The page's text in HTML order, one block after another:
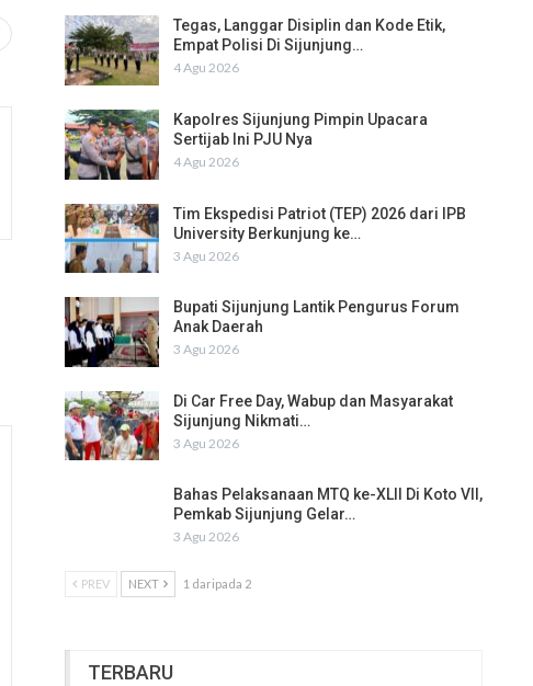
Tegas, Langgar Disiplin dan Kode Etik,
Empat Polisi Di Sijunjung…
4 Agu 2026
Kapolres Sijunjung Pimpin Upacara
Sertijab Ini PJU Nya
4 Agu 2026
Tim Ekspedisi Patriot (TEP) 2026 dari IPB
University Berkunjung ke…
3 Agu 2026
Bupati Sijunjung Lantik Pengurus Forum
Anak Daerah
3 Agu 2026
Di Car Free Day, Wabup dan Masyarakat
Sijunjung Nikmati…
3 Agu 2026
Bahas Pelaksanaan MTQ ke-XLII Di Koto VII,
Pemkab Sijunjung Gelar…
3 Agu 2026
PREV NEXT 1 daripada 2
TERBARU